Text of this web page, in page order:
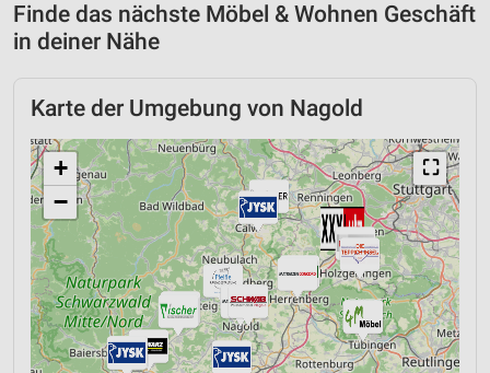
Finde das nächste Möbel & Wohnen Geschäft
in deiner Nähe
Karte der Umgebung von Nagold
⛶
+
−